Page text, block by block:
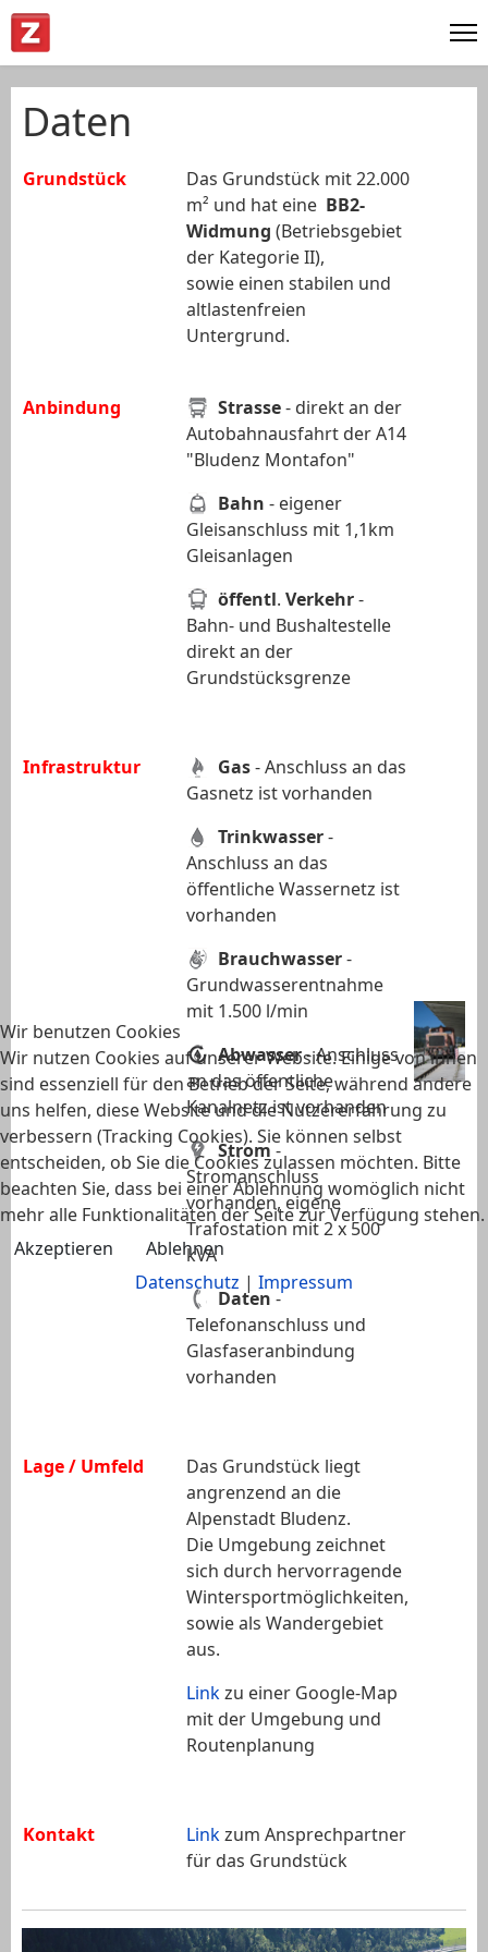
Daten
Grundstück
Das Grundstück mit 22.000
m² und hat eine BB2-
Widmung (Betriebsgebiet
der Kategorie II),
sowie einen stabilen und
altlastenfreien
Untergrund.
Anbindung Strasse- direkt an der
Autobahnausfahrt der A14
"Bludenz Montafon"
Bahn - eigener
Gleisanschluss mit 1,1km
Gleisanlagen
öffentl. Verkehr-
Bahn- und Bushaltestelle
direkt an der
Grundstücksgrenze
Infrastruktur Gas- Anschluss an das
Gasnetz ist vorhanden
Trinkwasser-
Anschluss an das
öffentliche Wassernetz ist
vorhanden
Brauchwasser-
Grundwasserentnahme
mit 1.500 l/min
Abwasser- Anschluss
an das öffentliche
Kanalnetz ist vorhanden
Strom-
Stromanschluss
vorhanden, eigene
Trafostation mit 2 x 500
kVA
Daten -
Telefonanschluss und
Glasfaseranbindung
vorhanden
Lage / Umfeld
Das Grundstück liegt
angrenzend an die
Alpenstadt Bludenz.
Die Umgebung zeichnet
sich durch hervorragende
Wintersportmöglichkeiten,
sowie als Wandergebiet
aus.
Linkzu einer Google-Map
mit der Umgebung und
Routenplanung
Kontakt Linkzum Ansprechpartner
für das Grundstück
Wir benutzen Cookies
Wir nutzen Cookies auf unserer Website. Einige von ihnen
sind essenziell für den Betrieb der Seite, während andere
uns helfen, diese Website und die Nutzererfahrung zu
verbessern (Tracking Cookies). Sie können selbst
entscheiden, ob Sie die Cookies zulassen möchten. Bitte
beachten Sie, dass bei einer Ablehnung womöglich nicht
mehr alle Funktionalitäten der Seite zur Verfügung stehen.
Akzeptieren
Ablehnen
Datenschutz | Impressum